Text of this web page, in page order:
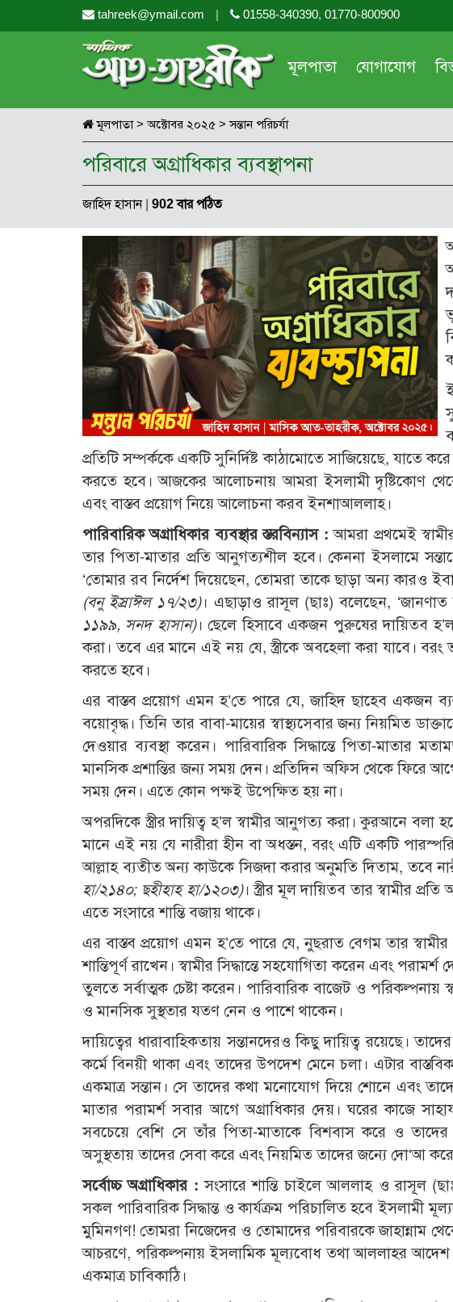
tahreek@ymail.com | 01558-340390, 01770-800900
মূলপাতা যোগাযোগ
মূলপাতা> অক্টোবর ২০২৫ > সন্তান পরিচর্যা
পরিবারে অগ্রাধিকার ব্যবস্থাপনা
জাহিদ হাসান| 902 বার পঠিত
প্রতিটি সম্পর্ককে একটি সুনির্দিষ্ট কাঠামোতে সাজিয়েছে, যাতে
করতে হবে। আজকের আলোচনায় আমরা ইসলামী দৃষ্টিকোণ থেকে
এবং বাস্তব প্রয়োগ নিয়ে আলোচনা করব ইনশাআললাহ।
পারিবারিক অগ্রাধিকার ব্যবস্থার স্তরবিন্যাস :আমরা প্রথমেই
তার পিতা-মাতার প্রতি আনুগত্যশীল হবে। কেননা ইসলামে
‘তোমার রব নির্দেশ দিয়েছেন, তোমরা তাকে ছাড়া অন্য কারও
(বনু ইস্রাঈল ১৭/২৩)। এছাড়াও রাসূল (ছাঃ) বলেছেন, ‘জানণাত
১১৯৯, সনদ হাসান)। ছেলে হিসাবে একজন পুরুষের দায়িতব হ’ল,
করা। তবে এর মানে এই নয় যে, স্ত্রীকে অবহেলা করা যাবে।
করতে হবে।
এর বাস্তব প্রয়োগ এমন হ’তে পারে যে, জাহিদ ছাহেব একজন
বয়োবৃদ্ধ। তিনি তার বাবা-মায়ের স্বাস্থ্যসেবার জন্য নিয়মিত
দেওয়ার ব্যবস্থা করেন। পারিবারিক সিদ্ধান্তে পিতা-মাতার
মানসিক প্রশান্তির জন্য সময় দেন। প্রতিদিন অফিস থেকে ফিরে
সময় দেন। এতে কোন পক্ষই উপেক্ষিত হয় না।
অপরদিকে স্ত্রীর দায়িত্ব হ’ল স্বামীর আনুগত্য করা। কুরআনে বলা
মানে এই নয় যে নারীরা হীন বা অধস্তন, বরং এটি একটি
আল্লাহ ব্যতীত অন্য কাউকে সিজদা করার অনুমতি দিতাম, তবে
হা/২১৪০; ছহীহাহ হা/১২০৩)। স্ত্রীর মূল দায়িতব তার স্বামীর
এতে সংসারে শান্তি বজায় থাকে।
এর বাস্তব প্রয়োগ এমন হ’তে পারে যে, নুছরাত বেগম তার
শান্তিপূর্ণ রাখেন। স্বামীর সিদ্ধান্তে সহযোগিতা করেন এবং
তুলতে সর্বাত্মক চেষ্টা করেন। পারিবারিক বাজেট ও পরিকল্পনায়
ও মানসিক সুস্থতার যতণ নেন ও পাশে থাকেন।
দায়িত্বের ধারাবাহিকতায় সন্তানদেরও কিছু দায়িত্ব রয়েছে।
কর্মে বিনয়ী থাকা এবং তাদের উপদেশ মেনে চলা। এটার
একমাত্র সন্তান। সে তাদের কথা মনোযোগ দিয়ে শোনে এবং
মাতার পরামর্শ সবার আগে অগ্রাধিকার দেয়। ঘরের কাজে
সবচেয়ে বেশি সে তাঁর পিতা-মাতাকে বিশবাস করে ও
অসুস্থতায় তাদের সেবা করে এবং নিয়মিত তাদের জন্যে দো‘আ
সর্বোচ্চ অগ্রাধিকার :সংসারে শান্তি চাইলে আললাহ ও রাসূল
সকল পারিবারিক সিদ্ধান্ত ও কার্যক্রম পরিচালিত হবে
মুমিনগণ! তোমরা নিজেদের ও তোমাদের পরিবারকে জাহান্নাম
আচরণে, পরিকল্পনায় ইসলামিক মূল্যবোধ তথা আললাহর
একমাত্র চাবিকাঠি।